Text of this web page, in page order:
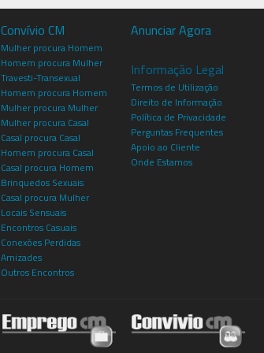
Convívio CM
Mulher procura Homem
Homem procura Mulher
Travesti-Transexual
Homem procura Homem
Mulher procura Mulher
Mulher procura Casal
Casal procura Casal
Homem procura Casal
Casal procura Homem
Brinquedos Sexuais
Casal procura Mulher
Locais Sensuais
Encontros Casuais
Conexões Perdidas
Amizades
Outros Encontros
Anunciar Agora
Informação Legal
Termos de Utilização
Direito de Informação
Política de Privacidade
Perguntas Frequentes
Apoio ao Cliente
Onde Estamos